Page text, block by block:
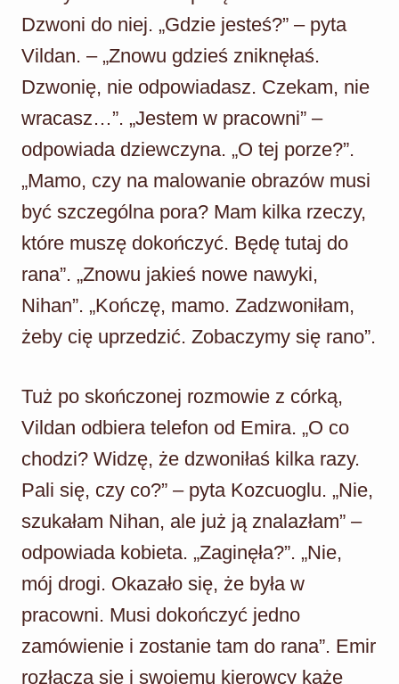
Dzwoni do niej. „Gdzie jesteś?” – pyta
Vildan. – „Znowu gdzieś zniknęłaś.
Dzwonię, nie odpowiadasz. Czekam, nie
wracasz…”. „Jestem w pracowni” –
odpowiada dziewczyna. „O tej porze?”.
„Mamo, czy na malowanie obrazów musi
być szczególna pora? Mam kilka rzeczy,
które muszę dokończyć. Będę tutaj do
rana”. „Znowu jakieś nowe nawyki,
Nihan”. „Kończę, mamo. Zadzwoniłam,
żeby cię uprzedzić. Zobaczymy się rano”.
Tuż po skończonej rozmowie z córką,
Vildan odbiera telefon od Emira. „O co
chodzi? Widzę, że dzwoniłaś kilka razy.
Pali się, czy co?” – pyta Kozcuoglu. „Nie,
szukałam Nihan, ale już ją znalazłam” –
odpowiada kobieta. „Zaginęła?”. „Nie,
mój drogi. Okazało się, że była w
pracowni. Musi dokończyć jedno
zamówienie i zostanie tam do rana”. Emir
rozłącza się i swojemu kierowcy każe